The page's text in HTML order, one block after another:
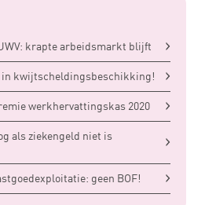
krapte arbeidsmarkt blijft
in kwijtscheldingsbeschikking!
werkhervattingskas 2020
als ziekengeld niet is
geen BOF!